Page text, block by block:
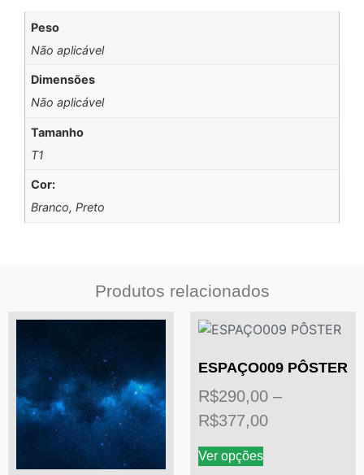
Peso
Não aplicável
Dimensões
Não aplicável
Tamanho
T1
Cor:
Branco, Preto
Produtos relacionados
ESPAÇO009 PÔSTER
R$290,00 –
R$377,00
Ver opções